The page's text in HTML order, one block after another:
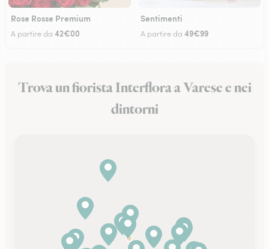
Rose Rosse Premium
A partire da 42€00
Sentimenti
A partire da 49€99
Trova un fiorista Interflora a Varese e nei
dintorni